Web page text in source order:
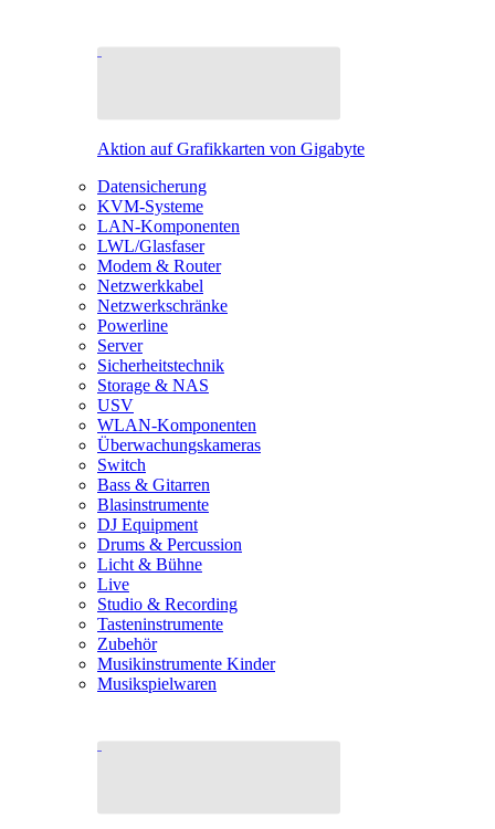
Aktion auf Grafikkarten von Gigabyte
Datensicherung
KVM-Systeme
LAN-Komponenten
LWL/Glasfaser
Modem & Router
Netzwerkkabel
Netzwerkschränke
Powerline
Server
Sicherheitstechnik
Storage & NAS
USV
WLAN-Komponenten
Überwachungskameras
Switch
Bass & Gitarren
Blasinstrumente
DJ Equipment
Drums & Percussion
Licht & Bühne
Live
Studio & Recording
Tasteninstrumente
Zubehör
Musikinstrumente Kinder
Musikspielwaren